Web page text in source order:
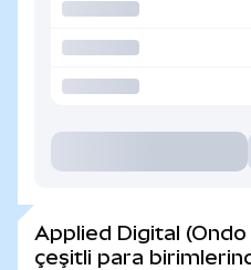
Applied Digital
çeşitli para